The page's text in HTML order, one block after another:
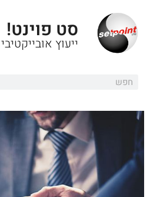
סט פוינט!
ייעוץ אובייקטיבי